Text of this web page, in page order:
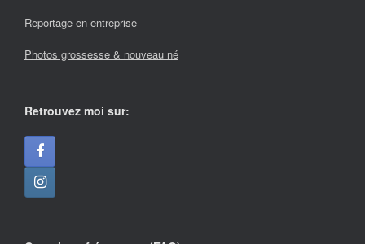
Reportage en entreprise
Photos grossesse & nouveau né
Retrouvez moi sur: